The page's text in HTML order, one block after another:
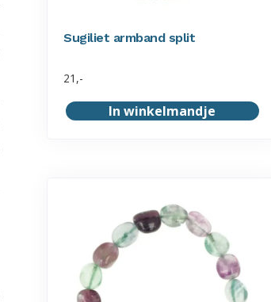
Sugiliet armband split
21,-
In winkelmandje